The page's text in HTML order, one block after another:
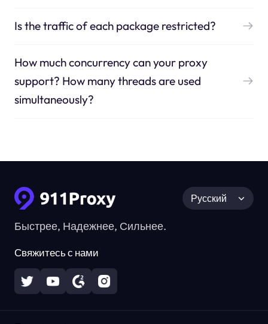
Is the traffic of each package restricted?
How much concurrency can your proxy
support? How many threads are used
simultaneously?
Быстрее, Надежнее, Сильнее.
Свяжитесь с нами
Русский